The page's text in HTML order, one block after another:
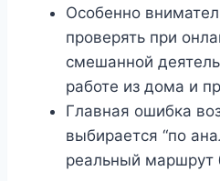
Особенно
проверять при
смешанной
работе из дома и
Главная ошибка
выбирается “по
реальный маршрут